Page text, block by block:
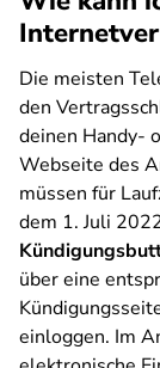
Die meisten
den
deinen Handy-
Webseite des
müssen für
dem 1. Juli
über eine
einloggen. Im